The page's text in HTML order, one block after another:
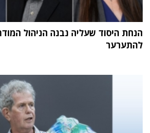
הנחת היסוד שעליה נבנה הניהול
להתערער